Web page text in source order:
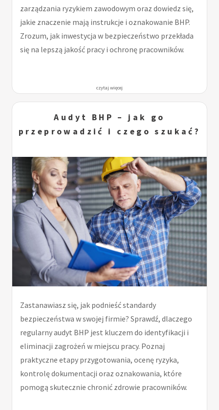
zarządzania ryzykiem zawodowym oraz dowiedz się,
jakie znaczenie mają instrukcje i oznakowanie BHP.
Zrozum, jak inwestycja w bezpieczeństwo przekłada
się na lepszą jakość pracy i ochronę pracowników.
czytaj więcej
Audyt BHP – jak go
przeprowadzić i czego szukać?
Zastanawiasz się, jak podnieść standardy
bezpieczeństwa w swojej firmie? Sprawdź, dlaczego
regularny audyt BHP jest kluczem do identyfikacji i
eliminacji zagrożeń w miejscu pracy. Poznaj
praktyczne etapy przygotowania, ocenę ryzyka,
kontrolę dokumentacji oraz oznakowania, które
pomogą skutecznie chronić zdrowie pracowników.